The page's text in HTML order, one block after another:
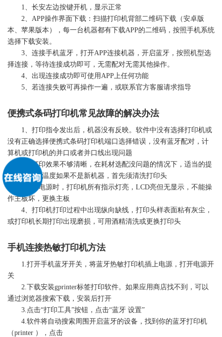
1、长安左边按键开机，显示正常
2、APP操作界面下载：扫描打印机背部二维码下载（安卓版
本、苹果版本），每一台机器都有下载APP的二维码，按照手机系统
选择下载安装。
3、连接手机蓝牙，打开APP连接机器，开启蓝牙，按照机型选
择连接，等待连接成功即可，无需配对无需其他操作。
4、出现连接成功即可使用APP上任何功能
5、若连接失败可再操作一遍，或联系官方客服请求指导
便携式条码打印机常见故障的解决办法
1、打印指令发出后，机器没有反映。软件中没有选择打印机或
没有正确选择便携式条码打印机端口选择错误，没有蓝牙配对，计
算机或打印机的并口或者并口线出现问题
2、打印效果不够清晰，在耗材选配没问题的情况下，适当的提
高打印头的温度如果不是新机器，首先须清洗打印头
3、开电源时， 打印机所有指示灯亮，LCD亮但无显示，不能操
作主板坏，更换主板
4、 打印机打印过程中出现纵向缺线，打印头样表面粘有灰尘，
或打印机长期打印出现磨损，可用酒精清洗或更换打印头
手机连接热敏打印机方法
1.打开手机蓝牙开关，将蓝牙热敏打印机插上电源，打开电源开
关
2.下载安装gprinter标签打印软件。如果应用商店找不到，可以
通过浏览器搜索下载，安装后打开
3.点击“打印工具”按钮，点击“蓝牙 设置”
4.软件将自动搜索周围开启蓝牙的设备，找到你的蓝牙打印机
（printer ），点击